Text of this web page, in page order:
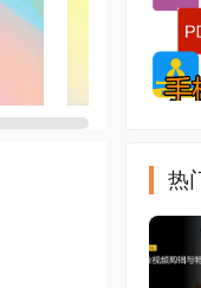
热